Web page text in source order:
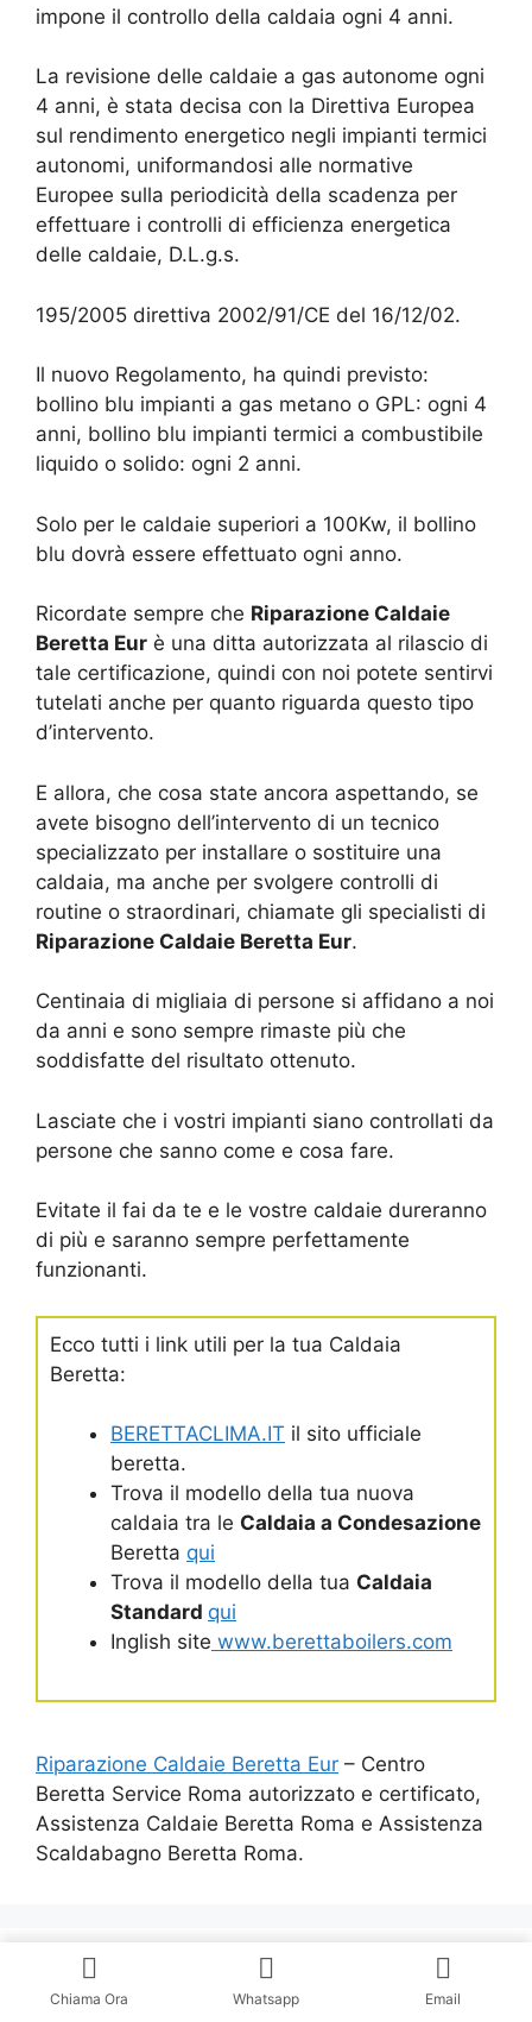
impone il controllo della caldaia ogni 4 anni.
La revisione delle caldaie a gas autonome ogni
4 anni, è stata decisa con la Direttiva Europea
sul rendimento energetico negli impianti termici
autonomi, uniformandosi alle normative
Europee sulla periodicità della scadenza per
effettuare i controlli di efficienza energetica
delle caldaie, D.L.g.s.
195/2005 direttiva 2002/91/CE del 16/12/02.
Il nuovo Regolamento, ha quindi previsto:
bollino blu impianti a gas metano o GPL: ogni 4
anni, bollino blu impianti termici a combustibile
liquido o solido: ogni 2 anni.
Solo per le caldaie superiori a 100Kw, il bollino
blu dovrà essere effettuato ogni anno.
Ricordate sempre che Riparazione Caldaie
Beretta Eur è una ditta autorizzata al rilascio di
tale certificazione, quindi con noi potete sentirvi
tutelati anche per quanto riguarda questo tipo
d’intervento.
E allora, che cosa state ancora aspettando, se
avete bisogno dell’intervento di un tecnico
specializzato per installare o sostituire una
caldaia, ma anche per svolgere controlli di
routine o straordinari, chiamate gli specialisti di
Riparazione Caldaie Beretta Eur.
Centinaia di migliaia di persone si affidano a noi
da anni e sono sempre rimaste più che
soddisfatte del risultato ottenuto.
Lasciate che i vostri impianti siano controllati da
persone che sanno come e cosa fare.
Evitate il fai da te e le vostre caldaie dureranno
di più e saranno sempre perfettamente
funzionanti.
Ecco tutti i link utili per la tua Caldaia
Beretta:
BERETTACLIMA.IT il sito ufficiale
beretta.
Trova il modello della tua nuova
caldaia tra le Caldaia a Condesazione
Beretta qui
Trova il modello della tua Caldaia
Standard qui
Inglish site www.berettaboilers.com
Riparazione Caldaie Beretta Eur – Centro
Beretta Service Roma autorizzato e certificato,
Assistenza Caldaie Beretta Roma e Assistenza
Scaldabagno Beretta Roma.
Assistenza Caldaie Beretta Roma
Chiama Ora Whatsapp Email